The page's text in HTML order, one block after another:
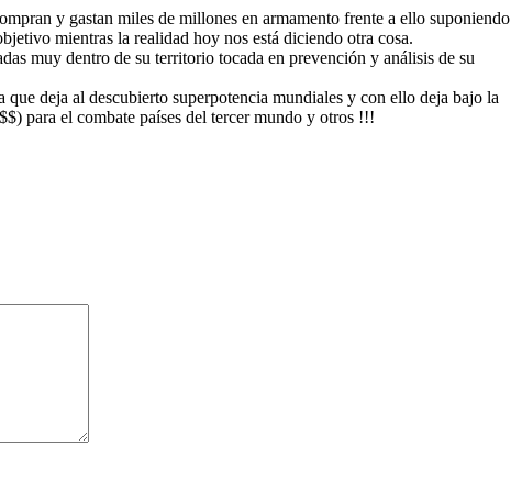
y gastan miles de millones en armamento frente a ello suponiendo
mientras la realidad hoy nos está diciendo otra cosa.
muy dentro de su territorio tocada en prevención y análisis de su
deja al descubierto superpotencia mundiales y con ello deja bajo la
para el combate países del tercer mundo y otros !!!